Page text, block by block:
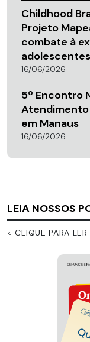
Childhood
Projeto
combate à
16/06/2026
5º Encontro
em Manaus
16/06/2026
LEIA NOSSOS
< CLIQUE PARA